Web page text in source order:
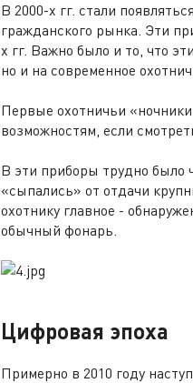
В 2000-х гг. стали
гражданского рынка. Эти
х гг. Важно было и то, что
но и на современное
Первые охотничьи
возможностям, если
В эти приборы трудно было
«сыпались» от отдачи
охотнику главное -
обычный фонарь.
Цифровая эпоха
Примерно в 2010 году